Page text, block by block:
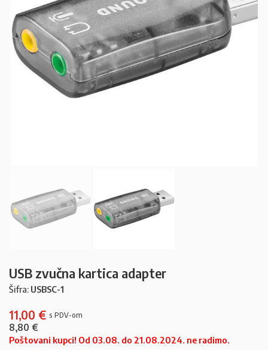
USB zvučna kartica adapter
Šifra: USBSC-1
11,00 €
8,80 €
Poštovani kupci! Od 03.08. do 21.08.2024. ne radimo.